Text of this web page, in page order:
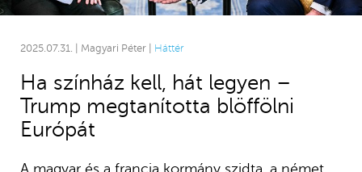
2025.07.31. | Magyari Péter | Háttér
Ha színház kell, hát legyen –
Trump megtanította blöffölni
Európát